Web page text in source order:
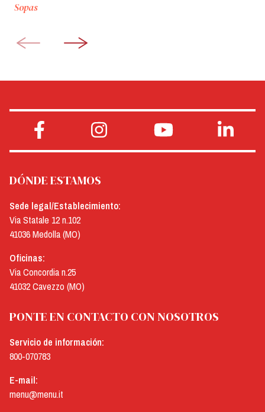
Sopas
DÓNDE ESTAMOS
Sede legal/Establecimiento:
Via Statale 12 n.102
41036 Medolla (MO)
Oficinas:
Via Concordia n.25
41032 Cavezzo (MO)
PONTE EN CONTACTO CON NOSOTROS
Servicio de información:
800-070783
E-mail:
menu@menu.it